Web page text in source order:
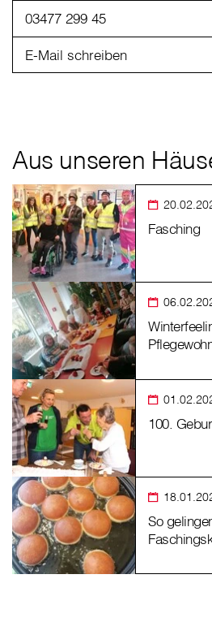
03477 299 45
E-Mail schreiben
Aus unseren
Fasching
100.
So